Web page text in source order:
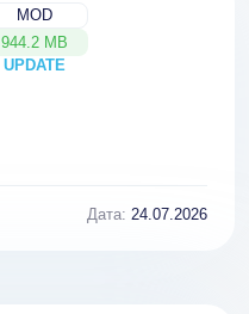
MOD
944.2 MB
UPDATE
NEW
Дата: 24.07.2026